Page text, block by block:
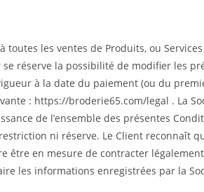
toutes les ventes de Produits, ou
réserve la possibilité de modifier les
à la date du paiement (ou du
: https://broderie65.com/legal . La
de l’ensemble des présentes
ni réserve. Le Client reconnaît
être en mesure de contracter
les informations enregistrées par la